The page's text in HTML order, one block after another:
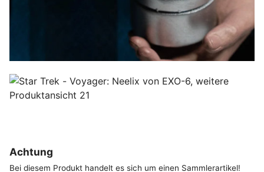
Achtung
Bei diesem Produkt handelt es sich um einen Sammlerartikel!